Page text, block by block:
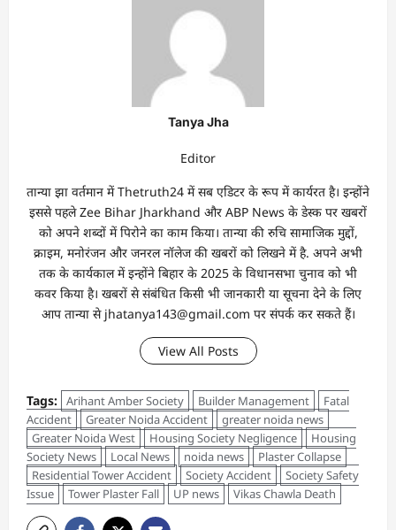
Tanya Jha
Editor
तान्‍या झा वर्तमान में Thetruth24 में सब एडिटर के रूप में कार्यरत है। इन्होंने
इससे पहले Zee Bihar Jharkhand और ABP News के डेस्क पर खबरों
को अपने शब्दों में पिरोने का काम किया। तान्‍या की रुचि सामाजिक मुद्दों,
क्राइम, मनोरंजन और जनरल नॉलेज की खबरों को लिखने में है. अपने अभी
तक के कार्यकाल में इन्होंने बिहार के 2025 के विधानसभा चुनाव को भी
कवर किया है। खबरों से संबंधित किसी भी जानकारी या सूचना देने के लिए
आप तान्‍या से jhatanya143@gmail.com पर संपर्क कर सकते हैं।
View All Posts
Tags: Arihant Amber Society Builder Management
Fatal
Accident
Greater Noida Accident
greater noida news
Greater Noida West
Housing Society Negligence
Housing
Society News
Local News noida news
Plaster Collapse
Residential Tower Accident
Society Accident
Society Safety
Issue
Tower Plaster Fall UP news Vikas Chawla Death